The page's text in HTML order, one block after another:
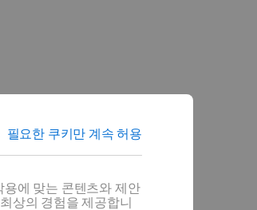
필요한 쿠키만 계속 허용
용에 맞는 콘텐츠와 제안
상의 경험을 제공합니